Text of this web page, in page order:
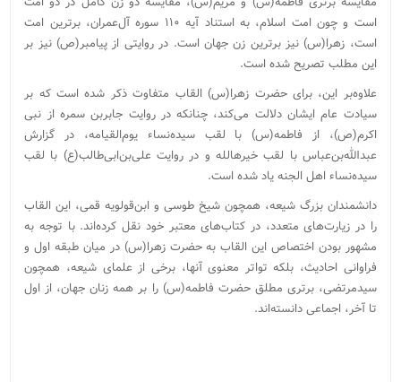
است و چون امت اسلام،‌ به استناد آیه ۱۱۰ سوره آل‌عمران، برترین امت
است، زهرا(س) نیز برترین زن جهان است. در روایتی از پیامبر(ص) نیز بر
این مطلب تصریح شده است.
علاوه‌بر این، برای حضرت زهرا(س) القاب متفاوت ذکر شده است که بر
سیادت عام ایشان دلالت می‌کند، چنانکه در روایت جابربن سمره از نبی
اکرم(ص)، از فاطمه(س) با لقب سیده‌نساء یوم‌القیامه، در گزارش
عبدالله‌بن‌عباس با لقب خیرهالله و در روایت علی‌بن‌ابی‌طالب(ع) با لقب
سیده‌نساء اهل الجنه یاد شده است.
دانشمندان بزرگ شیعه، همچون شیخ طوسی و ابن‌قولویه قمی، این القاب
را در زیارت‌های متعدد،‌ در کتاب‌های معتبر خود نقل کرده‌اند. با توجه به
مشهور بودن اختصاص این القاب به حضرت زهرا(س) در میان طبقه اول و
فراوانی احادیث، بلکه تواتر معنوی آنها، برخی از علمای شیعه، همچون
سیدمرتضی، برتری مطلق حضرت فاطمه(س) را بر همه زنان جهان، از اول
تا آخر، اجماعی دانسته‌اند.